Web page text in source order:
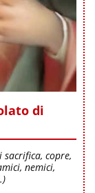
di
sacrifica, copre,
nemici,